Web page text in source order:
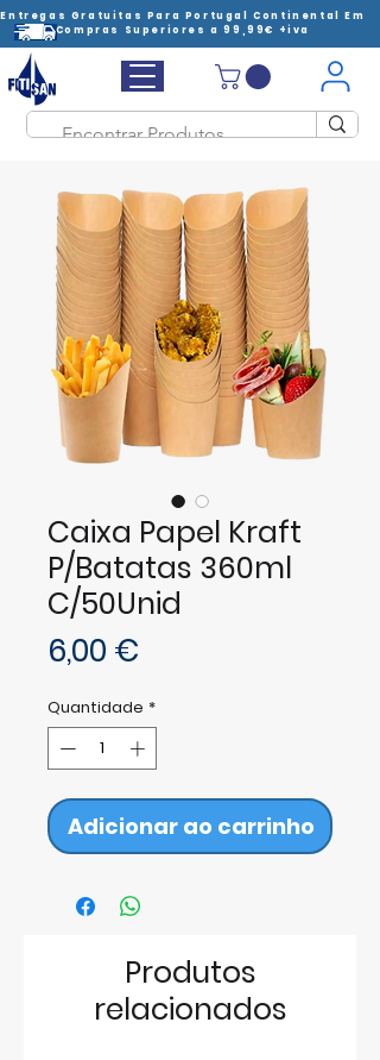
Entregas Gratuitas Para Portugal Continental Em
Compras Superiores a 99,99€ +iva
Caixa Papel Kraft
P/Batatas 360ml
C/50Unid
6,00 €
Quantidade *
Adicionar ao carrinho
Produtos
relacionados